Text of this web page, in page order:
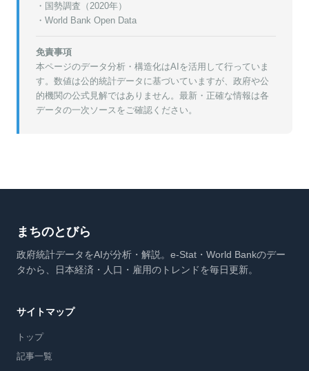
・ 国勢調査（2020年）
・World Bank Open Data
免責事項
本ページのデータ分析・構造化はAIを活用して行っていま
す。数値は公的統計データに基づいていますが、政府や公
的機関の公式見解ではありません。最新・正確な情報は各
データの一次ソースをご確認ください。
まちのとびら
政府統計データをAIが分析・解説。e-Stat・World Bankのデー
タから、日本経済・人口・雇用のトレンドを毎日更新。
サイトマップ
トップ
記事一覧